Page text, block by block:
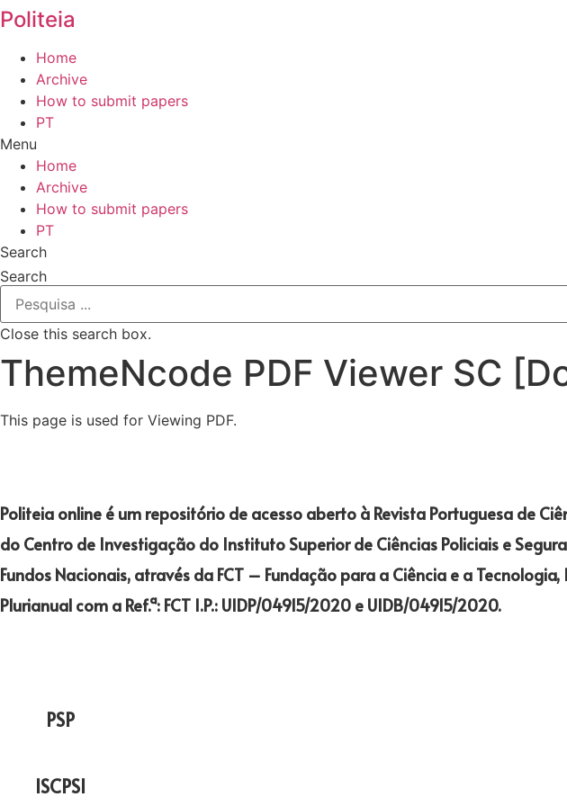
Politeia
Home
Archive
How to submit papers
PT
Menu
Home
Archive
How to submit papers
PT
Search
Search
Close this search box.
ThemeNcode PDF Viewer SC
This page is used for Viewing PDF.
Politeia online é um repositório de acesso aberto à Revista Portuguesa de
do Centro de Investigação do Instituto Superior de Ciências Policiais e
Fundos Nacionais, através da FCT – Fundação para a Ciência e a
Plurianual com a Ref.ª: FCT I.P.: UIDP/04915/2020 e UIDB/04915/2020.
PSP
ISCPSI